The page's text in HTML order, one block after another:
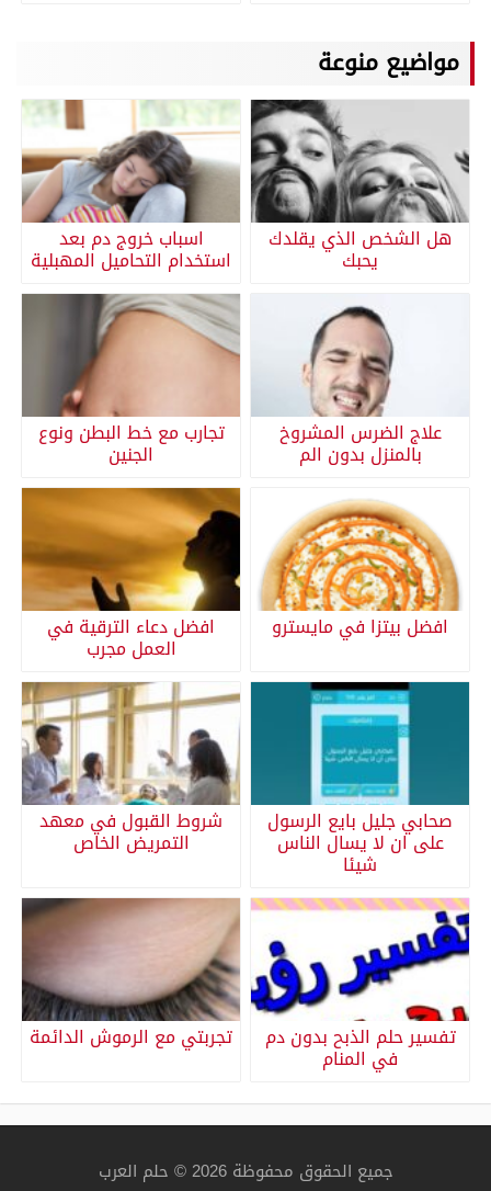
مواضيع منوعة
هل الشخص الذي يقلدك
يحبك
اسباب خروج دم بعد
استخدام التحاميل المهبلية
علاج الضرس المشروخ
بالمنزل بدون الم
تجارب مع خط البطن ونوع
الجنين
افضل بيتزا في مايسترو افضل دعاء الترقية في
العمل مجرب
صحابي جليل بايع الرسول
على ان لا يسال الناس
شيئا
شروط القبول في معهد
التمريض الخاص
تفسير حلم الذبح بدون دم
في المنام
تجربتي مع الرموش الدائمة
جميع الحقوق محفوظة 2026 © حلم العرب